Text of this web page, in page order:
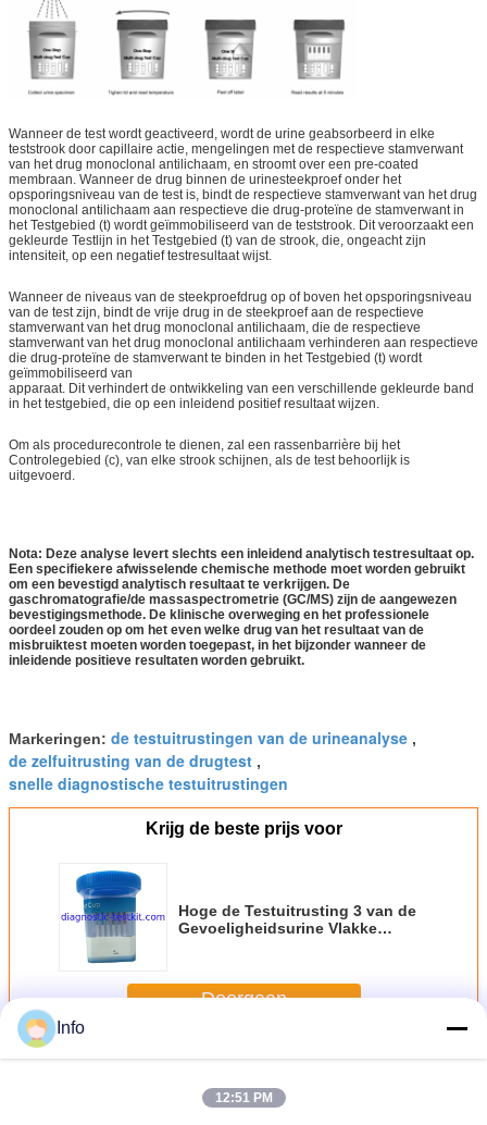
Wanneer de test wordt geactiveerd, wordt de urine geabsorbeerd in elke
teststrook door capillaire actie, mengelingen met de respectieve stamverwant
van het drug monoclonal antilichaam, en stroomt over een pre-coated
membraan. Wanneer de drug binnen de urinesteekproef onder het
opsporingsniveau van de test is, bindt de respectieve stamverwant van het drug
monoclonal antilichaam aan respectieve die drug-proteïne de stamverwant in
het Testgebied (t) wordt geïmmobiliseerd van de teststrook. Dit veroorzaakt een
gekleurde Testlijn in het Testgebied (t) van de strook, die, ongeacht zijn
intensiteit, op een negatief testresultaat wijst.
Wanneer de niveaus van de steekproefdrug op of boven het opsporingsniveau
van de test zijn, bindt de vrije drug in de steekproef aan de respectieve
stamverwant van het drug monoclonal antilichaam, die de respectieve
stamverwant van het drug monoclonal antilichaam verhinderen aan respectieve
die drug-proteïne de stamverwant te binden in het Testgebied (t) wordt
geïmmobiliseerd van
apparaat. Dit verhindert de ontwikkeling van een verschillende gekleurde band
in het testgebied, die op een inleidend positief resultaat wijzen.
Om als procedurecontrole te dienen, zal een rassenbarrière bij het
Controlegebied (c), van elke strook schijnen, als de test behoorlijk is
uitgevoerd.
Nota: Deze analyse levert slechts een inleidend analytisch testresultaat op.
Een specifiekere afwisselende chemische methode moet worden gebruikt
om een bevestigd analytisch resultaat te verkrijgen. De
gaschromatografie/de massaspectrometrie (GC/MS) zijn de aangewezen
bevestigingsmethode. De klinische overweging en het professionele
oordeel zouden op om het even welke drug van het resultaat van de
misbruiktest moeten worden toegepast, in het bijzonder wanneer de
inleidende positieve resultaten worden gebruikt.
Markeringen: de testuitrustingen van de urineanalyse ,
de zelfuitrusting van de drugtest ,
snelle diagnostische testuitrustingen
Krijg de beste prijs voor
Hoge de Testuitrusting 3 van de
Gevoeligheidsurine Vlakke
onderzoeken
Doorgaan
MeerDe Kop van de drugtest
Info
12:51 PM